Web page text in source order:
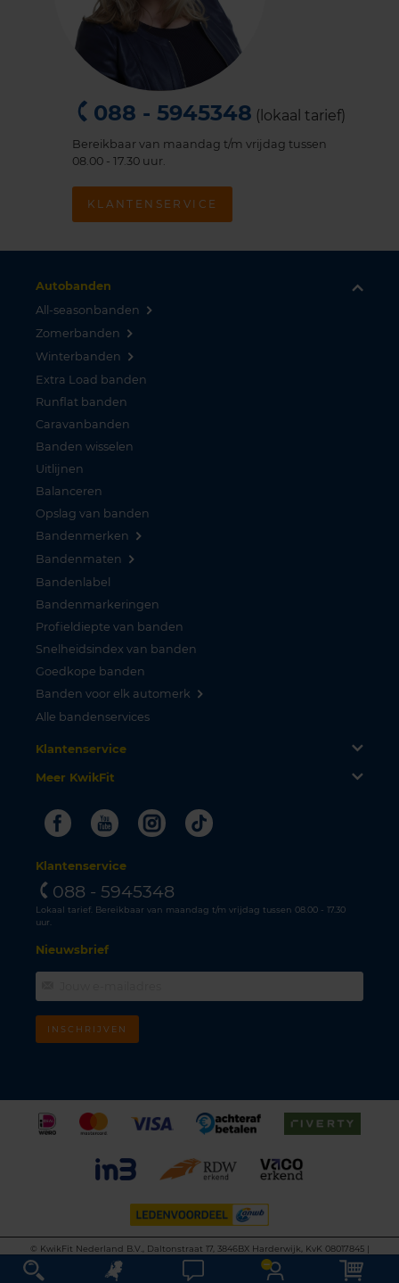
088 - 5945348 (lokaal tarief)
Bereikbaar van maandag t/m vrijdag tussen
08.00 - 17.30 uur.
KLANTENSERVICE
Autobanden
All-seasonbanden
Zomerbanden
Winterbanden
Extra Load banden
Runflat banden
Caravanbanden
Banden wisselen
Uitlijnen
Balanceren
Opslag van banden
Bandenmerken
Bandenmaten
Bandenlabel
Bandenmarkeringen
Profieldiepte van banden
Snelheidsindex van banden
Goedkope banden
Banden voor elk automerk
Alle bandenservices
Klantenservice
Meer KwikFit
FacebookYoutubeInstagram
Tiktok
Klantenservice
088 - 5945348
Lokaal tarief. Bereikbaar van maandag t/m vrijdag tussen 08.00 - 17.30
uur.
Nieuwsbrief
INSCHRIJVEN
©
KwikFit Nederland B.V., Daltonstraat 17, 3846BX Harderwijk, KvK 08017845 |
Algemene voorwaarden
Privacyverklaring Cookiebeleid
Disclaimer
This site is protected by reCAPTCHA and the Google
Privacy Policy
Terms of